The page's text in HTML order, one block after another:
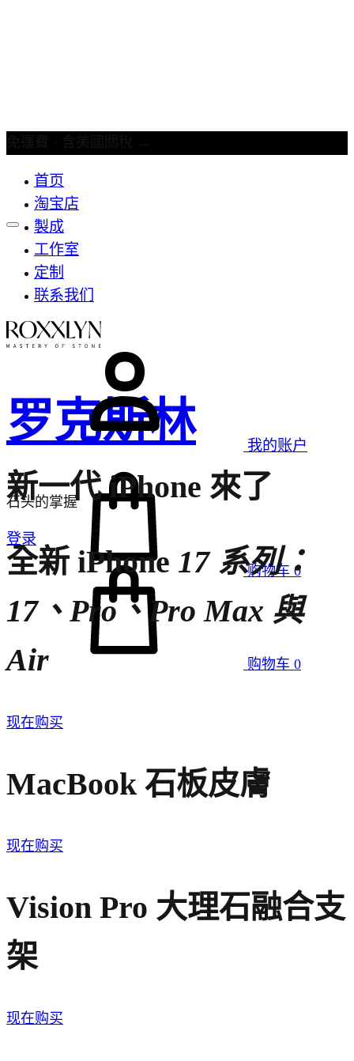
免運費 · 含美國關稅 →
首页
淘宝店
製成
工作室
定制
联系我们
罗克斯林
石头的掌握
登录
购物车 0
我的账户
购物车 0
新一代 iPhone 來了
全新 iPhone 17 系列：
17、Pro、Pro Max 與
Air
现在购买
MacBook 石板皮膚
现在购买
Vision Pro 大理石融合支
架
现在购买